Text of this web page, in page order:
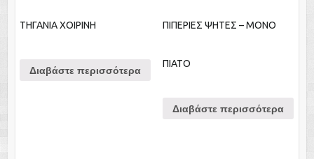
ΤΗΓΑΝΙΑ ΧΟΙΡΙΝΗ
Διαβάστε περισσότερα
ΠΙΠΕΡΙΕΣ ΨΗΤΕΣ – ΜΟΝΟ
ΠΙΑΤΟ
Διαβάστε περισσότερα